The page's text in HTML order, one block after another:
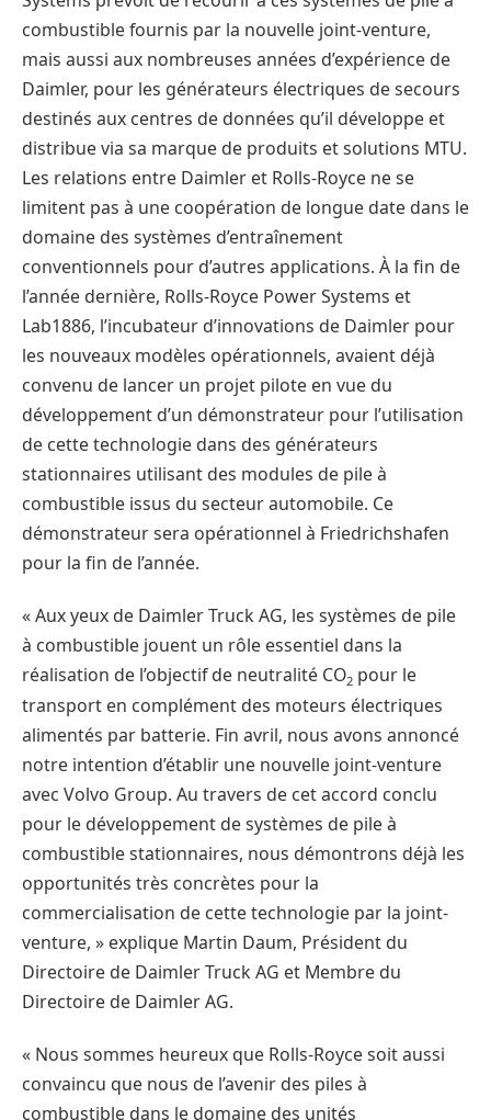
combustible fournis par la nouvelle joint-venture,
mais aussi aux nombreuses années d’expérience de
Daimler, pour les générateurs électriques de secours
destinés aux centres de données qu’il développe et
distribue via sa marque de produits et solutions MTU.
Les relations entre Daimler et Rolls-Royce ne se
limitent pas à une coopération de longue date dans le
domaine des systèmes d’entraînement
conventionnels pour d’autres applications. À la fin de
l’année dernière, Rolls-Royce Power Systems et
Lab1886, l’incubateur d’innovations de Daimler pour
les nouveaux modèles opérationnels, avaient déjà
convenu de lancer un projet pilote en vue du
développement d’un démonstrateur pour l’utilisation
de cette technologie dans des générateurs
stationnaires utilisant des modules de pile à
combustible issus du secteur automobile. Ce
démonstrateur sera opérationnel à Friedrichshafen
pour la fin de l’année.
« Aux yeux de Daimler Truck AG, les systèmes de pile
à combustible jouent un rôle essentiel dans la
réalisation de l’objectif de neutralité CO2 pour le
transport en complément des moteurs électriques
alimentés par batterie. Fin avril, nous avons annoncé
notre intention d’établir une nouvelle joint-venture
avec Volvo Group. Au travers de cet accord conclu
pour le développement de systèmes de pile à
combustible stationnaires, nous démontrons déjà les
opportunités très concrètes pour la
commercialisation de cette technologie par la joint-
venture, » explique Martin Daum, Président du
Directoire de Daimler Truck AG et Membre du
Directoire de Daimler AG.
« Nous sommes heureux que Rolls-Royce soit aussi
convaincu que nous de l’avenir des piles à
combustible dans le domaine des unités